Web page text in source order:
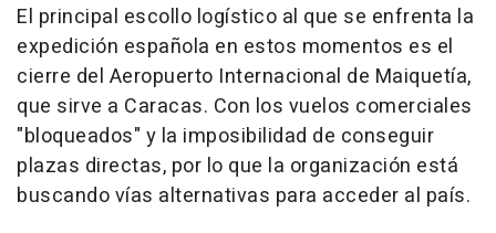
El principal escollo logístico al que se enfrenta la
expedición española en estos momentos es el
cierre del Aeropuerto Internacional de Maiquetía,
que sirve a Caracas. Con los vuelos comerciales
"bloqueados" y la imposibilidad de conseguir
plazas directas, por lo que la organización está
buscando vías alternativas para acceder al país.